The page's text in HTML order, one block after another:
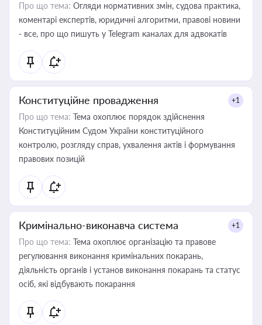
Про що тема: Огляди нормативних змін, судова практика,
коментарі експертів, юридичні алгоритми, правові новини
- все, про що пишуть у Telegram каналах для адвокатів
Конституційне провадження +1
Про що тема: Тема охоплює порядок здійснення
Конституційним Судом України конституційного
контролю, розгляду справ, ухвалення актів і формування
правових позицій
Кримінально-виконавча система +1
Про що тема: Тема охоплює організацію та правове
регулювання виконання кримінальних покарань,
діяльність органів і установ виконання покарань та статус
осіб, які відбувають покарання